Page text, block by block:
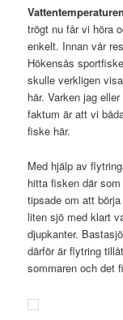
trögt nu får vi höra
enkelt. Innan vår
Hökensås
skulle verkligen
här. Varken jag
faktum är att vi
fiske här.
Med hjälp av
hitta fisken där
tipsade om att
liten sjö med klart
djupkanter.
därför är flytring
sommaren och det